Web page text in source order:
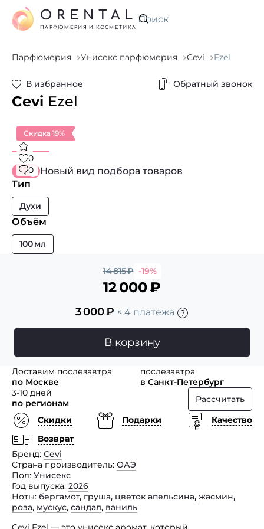
Искать
ORENTAL
ПАРФЮМЕРИЯ И КОСМЕТИКА
Парфюмерия Унисекс парфюмерия Cevi Ezel
В избранное Обратный звонок
Cevi Ezel
Скидка 19%
0
0
Новый вид подбора товаров
Тип
Духи
Объём
100 мл
14 815₽ -19%
12 000₽
3 000₽ × 4 платежа
В корзину
Доставим послезавтра
по Москве
послезавтра
в Санкт-Петербург
3-10 дней
по регионам
Рассчитать
Скидки
Подарки
Качество
Возврат
Бренд Cevi
Страна производитель ОАЭ
Пол Унисекс
Год выпуска 2026
Ноты бергамот, груша, цветок апельсина, жасмин,
роза, мускус, сандал, ваниль